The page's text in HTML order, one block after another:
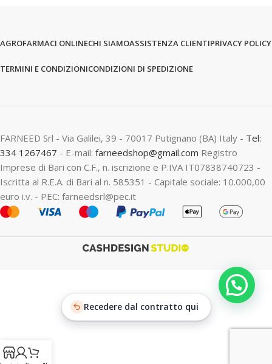
AGROFARMACI ONLINECHI SIAMOASSISTENZA CLIENTIPRIVACY POLICY
TERMINI E CONDIZIONICONDIZIONI DI SPEDIZIONE
FARNEED Srl - Via Galilei, 39 - 70017 Putignano (BA) Italy - Tel:
334 1267467 - E-mail: farneedshop@gmail.com Registro
Imprese di Bari con C.F., n. iscrizione e P.IVA IT07838740723 -
Iscritta al R.E.A. di Bari al n. 585351 - Capitale sociale: 10.000,00
euro i.v. - PEC: farneedsrl@pec.it
Recedere dal contratto qui